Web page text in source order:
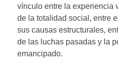
vínculo entre la experiencia
de la totalidad social, entre
sus causas estructurales,
de las luchas pasadas y la
emancipado.